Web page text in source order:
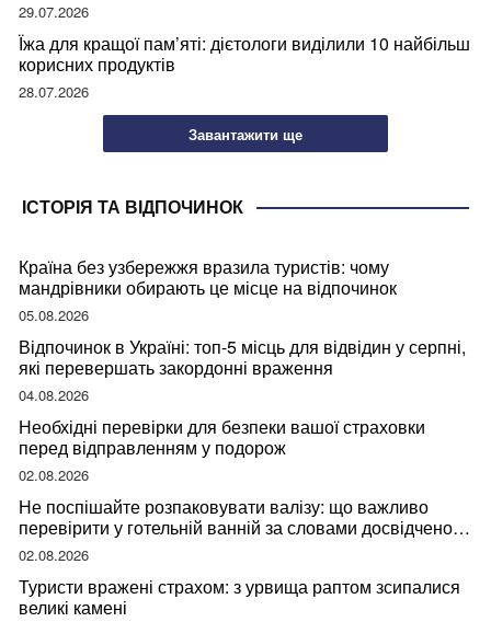
29.07.2026
Їжа для кращої пам’яті: дієтологи виділили 10 найбільш
корисних продуктів
28.07.2026
Завантажити ще
ІСТОРІЯ ТА ВІДПОЧИНОК
Країна без узбережжя вразила туристів: чому
мандрівники обирають це місце на відпочинок
05.08.2026
Відпочинок в Україні: топ-5 місць для відвідин у серпні,
які перевершать закордонні враження
04.08.2026
Необхідні перевірки для безпеки вашої страховки
перед відправленням у подорож
02.08.2026
Не поспішайте розпаковувати валізу: що важливо
перевірити у готельній ванній за словами досвідченої
мандрівниці
02.08.2026
Туристи вражені страхом: з урвища раптом зсипалися
великі камені